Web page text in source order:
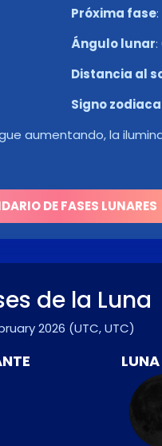
Próxima fase:
Ángulo lunar:
Distancia al
Signo
aumentando, la
DE FASES LUNARES
de la Luna
2026 (UTC, UTC)